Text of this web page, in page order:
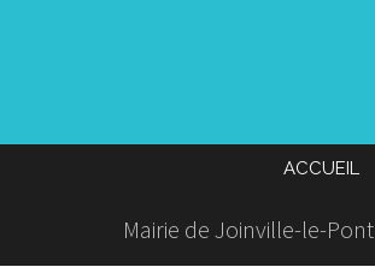
ACCUEIL
Mairie de Joinville-le-Pont